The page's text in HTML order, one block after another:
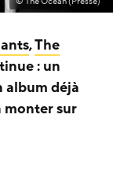
,The
: un
album déjà
monter sur